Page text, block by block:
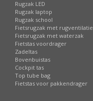
Rugzak LED
Rugzak laptop
Rugzak school
Fietsrugzak met rugventilatie
Fietsrugzak met waterzak
Fietstas voordrager
Zadeltas
Bovenbuistas
Cockpit tas
Top tube bag
Fietstas voor pakkendrager